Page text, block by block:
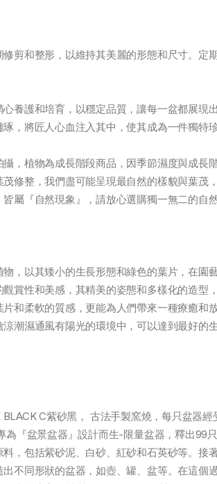
剪和整形，以維持其美麗的形態和尺寸。
養護和培育，以穩定品質，讓每一盆都展現
，將匠人心血注入其中，使其成為一件獨特
，植物為成長階段商品，因季節濕度與成
修整，我們盡可能呈現最自然的樣貌與葉
屬『自然現象』，請放心選購獨一無二的自然
，以其矮小的生長形態和綠色的葉片，在園
賞性和美感，其精美的姿態和多樣化的造型
和柔軟的質感，更能為人們帶來一種療癒
潮濕通風有陽光的環境中，可以達到最好
C紫砂黑， 古法手製窯燒，每只盆器
為『盆景盆器』設計而生-限量盆器，釋出99
，包括紫砂泥、白砂、紅砂和石英砂等。
不同形狀的盆器，如壺、罐、盆等。在這